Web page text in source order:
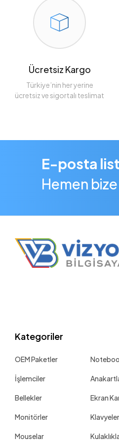
Ücretsiz Kargo
Türkiye’nin her yerine
ücretsiz ve sigortalı teslimat
E-posta
Hemen bize
Kategoriler
OEM Paketler
İşlemciler
Bellekler Ekran
Monitörler Klavyeler
Mouselar